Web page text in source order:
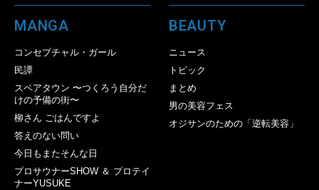
MANGA
コンセプチャル・ガール
民譚
スペアタウン 〜つくろう自分だ
けの予備の街〜
柳さん ごはんですよ
答えのない問い
今日もまたそんな日
プロサウナーSHOW ＆ プロテイ
ナーYUSUKE
BEAUTY
ニュース
トピック
まとめ
男の美容フェス
オジサンのための「逆転美容」